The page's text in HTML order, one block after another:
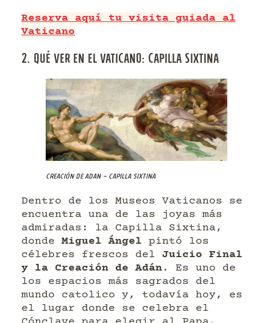
Reserva aquí tu visita guiada al
Vaticano
2. QUÉ VER EN EL VATICANO: CAPILLA SIXTINA
Creación de Adan – Capilla Sixtina
Dentro de los Museos Vaticanos se
encuentra una de las joyas más
admiradas: la Capilla Sixtina,
donde Miguel Ángel pintó los
célebres frescos del Juicio Final
y la Creación de Adán . Es uno de
los espacios más sagrados del
mundo catolico y, todavía hoy, es
el lugar donde se celebra el